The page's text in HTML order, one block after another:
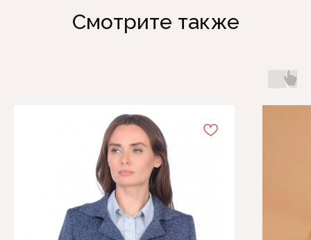
Смотрите также
Информация
Отзывы
Блог
О компании
Обмен и возврат